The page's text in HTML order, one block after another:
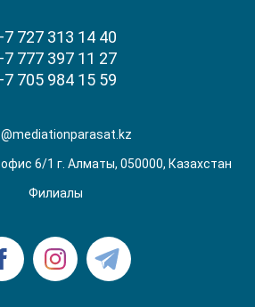
727 313 14 40
777 397 11 27
705 984 15 59
6/1 г. Алматы, 050000, Казахстан
Филиалы